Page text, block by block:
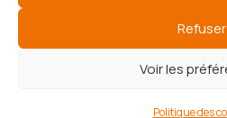
Refuser
Voir les
Politique des
Politique des